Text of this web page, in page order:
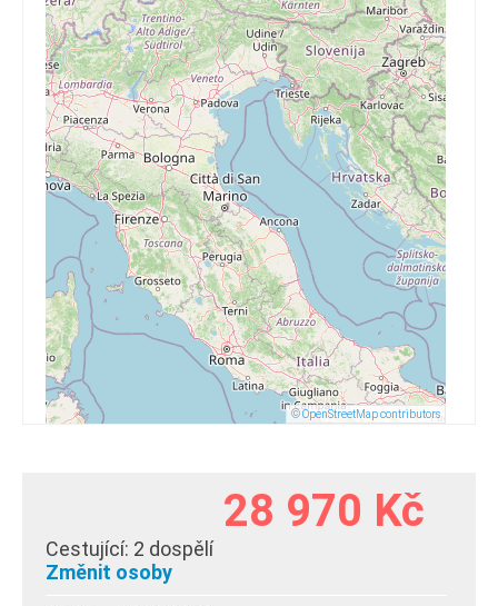
©OpenStreetMap contributors
28 970 Kč
Cestující: 2 dospělí
Změnit osoby